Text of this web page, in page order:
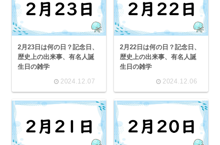
2月23日は何の日？記念日、
歴史上の出来事、有名人誕
生日の雑学
2024.12.07
2月22日は何の日？記念日、
歴史上の出来事、有名人誕
生日の雑学
2024.12.06